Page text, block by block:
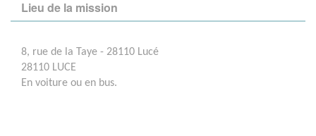
Lieu de la mission
8, rue de la Taye - 28110 Lucé
28110 LUCE
En voiture ou en bus.